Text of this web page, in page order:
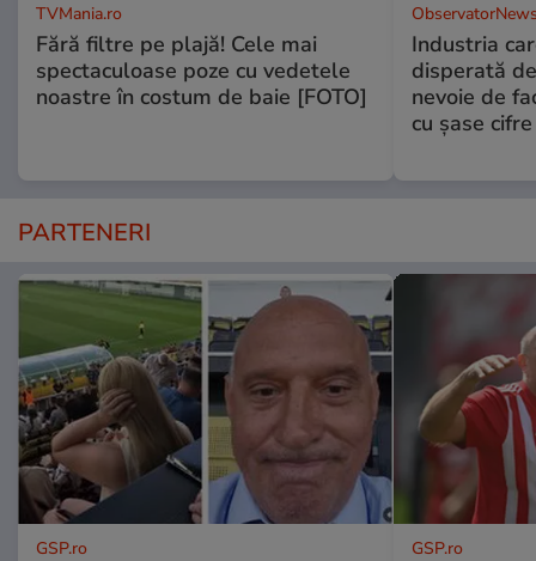
TVMania.ro
Fără filtre pe plajă! Cele mai
spectaculoase poze cu vedetele
noastre în costum de baie [FOTO]
Industria
disperată
nevoie de
cu şase cifre
PARTENERI
GSP.ro GSP.ro